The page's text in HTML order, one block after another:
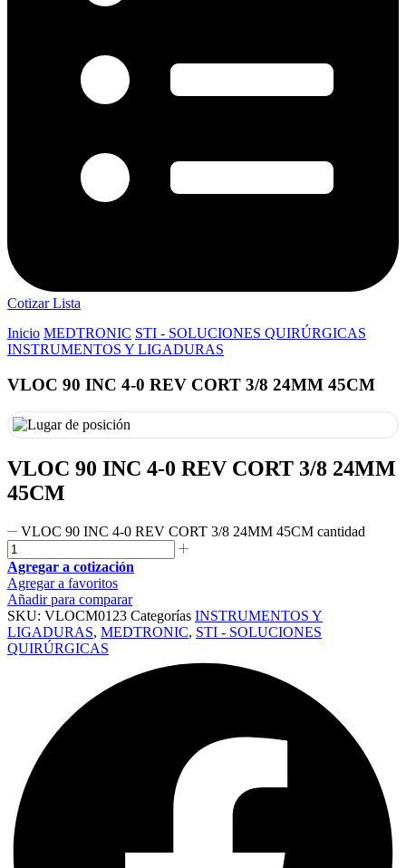
Cotizar Lista
Inicio MEDTRONIC STI - SOLUCIONES QUIRÚRGICAS
INSTRUMENTOS Y LIGADURAS
VLOC 90 INC 4-0 REV CORT 3/8 24MM 45CM
VLOC 90 INC 4-0 REV CORT 3/8 24MM
45CM
VLOC 90 INC 4-0 REV CORT 3/8 24MM 45CM cantidad
Agregar a cotización
Agregar a favoritos
Añadir para comparar
SKU: VLOCM0123 Categorías INSTRUMENTOS Y
LIGADURAS, MEDTRONIC, STI - SOLUCIONES
QUIRÚRGICAS